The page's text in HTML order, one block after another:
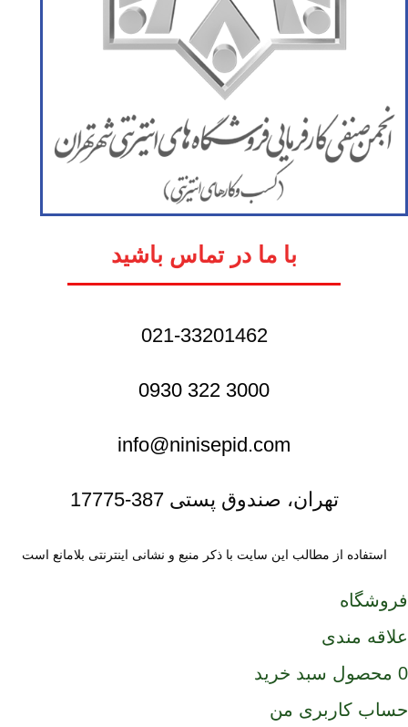
با ما در تماس باشید
021-33201462
3000 322 0930
info@ninisepid.com
تهران، صندوق پستی 387-17775
استفاده از مطالب این سایت با ذکر منبع و نشانی اینترنتی بلامانع است
فروشگاه
علاقه مندی
0 محصول سبد خرید
حساب کاربری من